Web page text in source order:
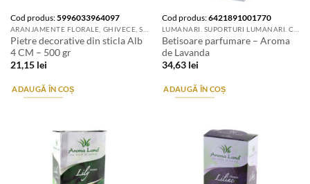
Cod produs:5996033964097
Pietre decorative din sticla Alb
4 CM – 500 gr
21,15 lei
ADAUGĂ ÎN COȘ
Cod produs:6421891001770
Betisoare parfumare – Aroma
de Lavanda
34,63 lei
ADAUGĂ ÎN COȘ